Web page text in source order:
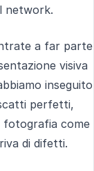
network.
a far parte
visiva
inseguito
perfetti,
fotografia come
di difetti.